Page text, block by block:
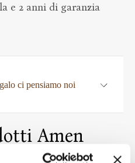
e 2 anni di garanzia
ci pensiamo noi
Amen